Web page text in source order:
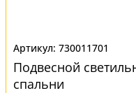
730011701
Подвесной
спальни